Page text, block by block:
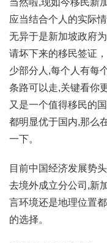
当然啦,现如今移民新
应当结合个人的实际
无异于是新加坡政府
请坏下来的移民签证
少部分人,每个人有每
条路可以走,关键看你
又是一个值得移民的
都明显优于国内,那么
一下。
目前中国经济发展势
去境外成立分公司,新
言环境还是地理位置
的选择。